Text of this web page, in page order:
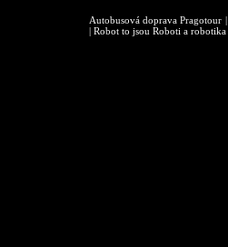
Autobusová doprava Pragotour |
| Robot to jsou Roboti a robotika